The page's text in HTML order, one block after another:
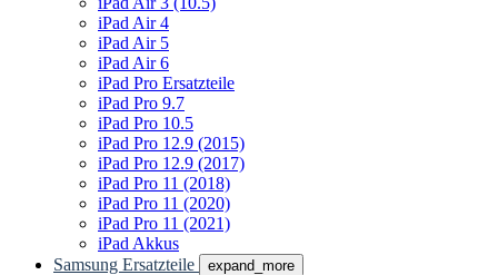
iPad Air 4
iPad Air 5
iPad Air 6
iPad Pro Ersatzteile
iPad Pro 9.7
iPad Pro 10.5
iPad Pro 12.9 (2015)
iPad Pro 12.9 (2017)
iPad Pro 11 (2018)
iPad Pro 11 (2020)
iPad Pro 11 (2021)
iPad Akkus
Samsung Ersatzteile
expand_more